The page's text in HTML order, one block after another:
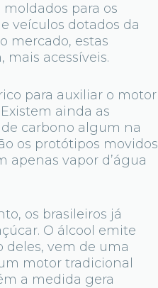
para os
veículos dotados da
mercado, estas
mais acessíveis.
para auxiliar o motor
ainda as
carbono algum na
os protótipos movidos
vapor d’água
os brasileiros já
O álcool emite
deles, vem de uma
motor tradicional
a medida gera